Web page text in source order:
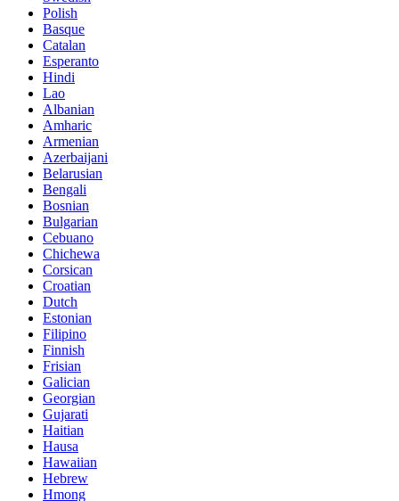
Polish
Basque
Catalan
Esperanto
Hindi
Lao
Albanian
Amharic
Armenian
Azerbaijani
Belarusian
Bengali
Bosnian
Bulgarian
Cebuano
Chichewa
Corsican
Croatian
Dutch
Estonian
Filipino
Finnish
Frisian
Galician
Georgian
Gujarati
Haitian
Hausa
Hawaiian
Hebrew
Hmong